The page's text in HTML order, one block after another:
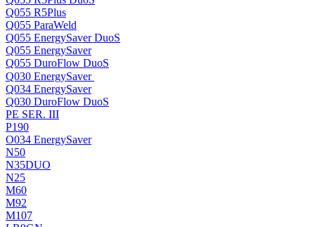
Q055 R5Plus
Q055 ParaWeld
Q055 EnergySaver DuoS
Q055 EnergySaver
Q055 DuroFlow DuoS
Q030 EnergySaver
Q034 EnergySaver
Q030 DuroFlow DuoS
PE SER. III
P190
O034 EnergySaver
N50
N35DUO
N25
M60
M92
M107